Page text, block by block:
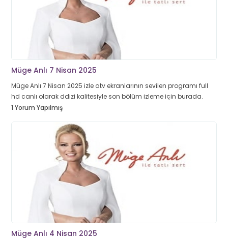
Müge Anlı 7 Nisan 2025
Müge Anlı 7 Nisan 2025 izle atv ekranlarının sevilen programı full
hd canlı olarak ddizi kalitesiyle son bölüm izleme için burada.
1 Yorum Yapılmış
Müge Anlı 4 Nisan 2025